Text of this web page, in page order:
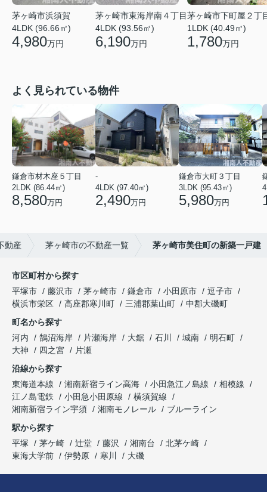
茅ヶ崎市浜須賀
4LDK (96.66㎡)
4,980万円
茅ヶ崎市東海岸南４丁目
4LDK (93.56㎡)
6,190万円
茅ヶ崎市下町屋２丁
1LDK (40.49㎡)
1,780万円
よく見られている物件
鎌倉市材木座５丁目
2LDK (86.44㎡)
8,580万円
-
4LDK (97.40㎡)
2,490万円
鎌倉市大町３丁目
3LDK (95.43㎡)
5,980万円
動産 茅ヶ崎市の不動産一覧 茅ヶ崎市美住町の新築一戸建
市区町村から探す
平塚市
藤沢市 茅ヶ崎市 鎌倉市 小田原市
逗子市
横浜市栄区
高座郡寒川町 三浦郡葉山町
中郡大磯町
町名から探す
河内
鵠沼海岸 片瀬海岸 大鋸 石川 城南
明石町
大神
四之宮
片瀬
沿線から探す
東海道本線
湘南新宿ライン高海 小田急江ノ島線
相模線
江ノ島電鉄
小田急小田原線
横須賀線
湘南新宿ライン宇須
湘南モノレール
ブルーライン
駅から探す
平塚
茅ケ崎 辻堂 藤沢 湘南台
北茅ケ崎
東海大学前
伊勢原 寒川 大磯